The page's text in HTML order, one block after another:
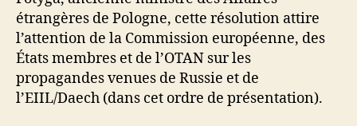
étrangères de Pologne, cette résolution attire
l’attention de la Commission européenne, des
États membres et de l’OTAN sur les
propagandes venues de Russie et de
l’EIIL/Daech (dans cet ordre de présentation).